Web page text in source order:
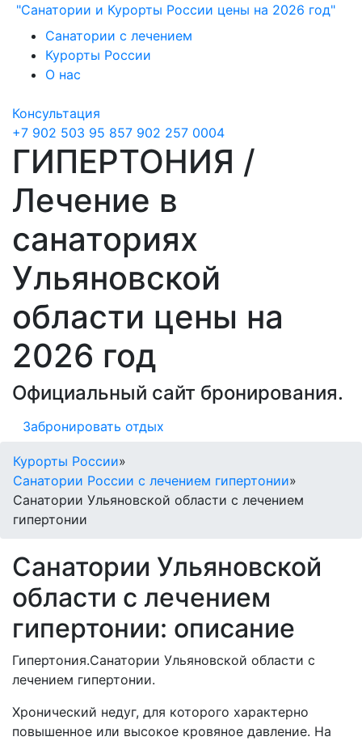
"Санатории и Курорты России цены на 2026 год"
Санатории с лечением
Курорты России
О нас
Консультация
+7 902 503 95 857 902 257 0004
ГИПЕРТОНИЯ /
Лечение в
санаториях
Ульяновской
области цены на
2026 год
Официальный сайт бронирования.
Забронировать отдых
Курорты России»
Санатории России с лечением гипертонии»
Санатории Ульяновской области с лечением
гипертонии
Санатории Ульяновской
области с лечением
гипертонии: описание
Гипертония.Санатории Ульяновской области с
лечением гипертонии.
Хронический недуг, для которого характерно
повышенное или высокое кровяное давление. На